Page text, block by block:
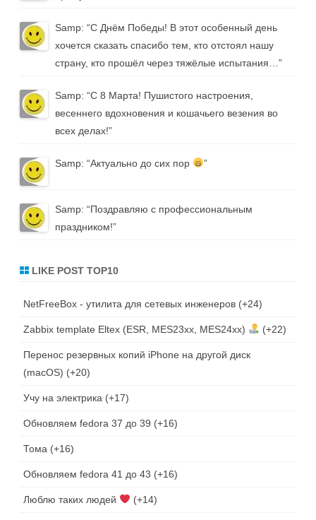
Samp: “С Днём Победы! В этот особенный день
хочется сказать спасибо тем, кто отстоял нашу
страну, кто прошёл через тяжёлые испытания…”
Samp: “С 8 Марта! Пушистого настроения,
весеннего вдохновения и кошачьего везения во
всех делах!”
Samp: “Актуально до сих пор ”
Samp: “Поздравляю с профессиональным
праздником!”
LIKE POST TOP10
NetFreeBox - утилита для сетевых инженеров +24
Zabbix template Eltex (ESR, MES23xx, MES24xx) +22
Перенос резервных копий iPhone на другой диск
(macOS)
+20
Учу на электрика +17
Обновляем fedora 37 до 39 +16
Тома +16
Обновляем fedora 41 до 43 +16
Люблю таких людей +14